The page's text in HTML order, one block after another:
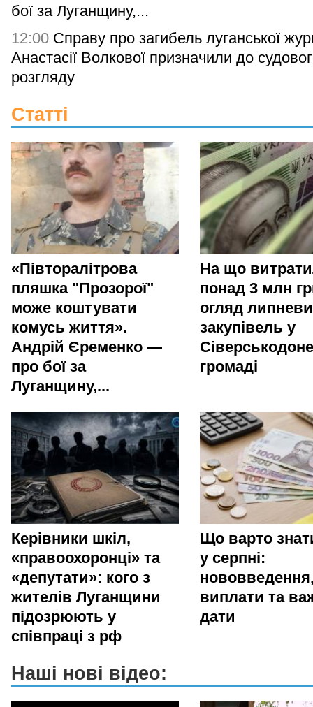
бої за Луганщину,...
12:00 Справу про загибель луганської
Анастасії Волкової призначили до
розгляду
Статті
«Півторалітрова
пляшка "Прозорої"
може коштувати
комусь життя».
Андрій Єременко —
про бої за
Луганщину,...
На що
понад 3 млн
огляд
закупівель у
громаді
Керівники шкіл,
«правоохоронці» та
«депутати»: кого з
жителів Луганщини
підозрюють у
співпраці з рф
Що варто
у серпні:
виплати та
дати
Наші нові відео: